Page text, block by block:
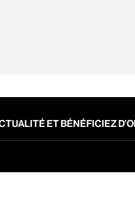
ET BÉNÉFICIEZ